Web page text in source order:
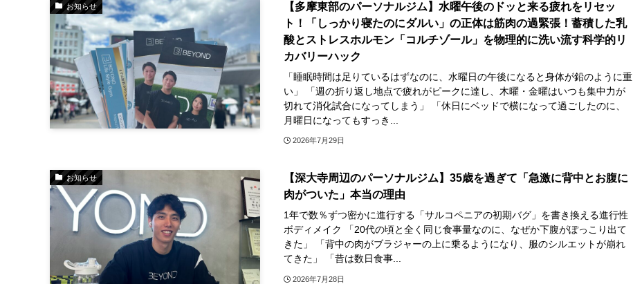
お知らせ
【多摩東部のパーソナルジム】水曜午後のドッと来る疲れをリセッ
ト！「しっかり寝たのにダルい」の正体は筋肉の過緊張！蓄積した乳
酸とストレスホルモン「コルチゾール」を物理的に洗い流す科学的リ
カバリーハック
「睡眠時間は足りているはずなのに、水曜日の午後になると身体が鉛のように重
い」 「週の折り返し地点で疲れがピークに達し、木曜・金曜はいつも集中力が
切れて消化試合になってしまう」 「休日にベッドで横になって過ごしたのに、
月曜日になってもすっき...
2026年7月29日
お知らせ
【深大寺周辺のパーソナルジム】35歳を過ぎて「急激に背中とお腹に
肉がついた」本当の理由
1年で数％ずつ密かに進行する「サルコペニアの初期バグ」を書き換える進行性
ボディメイク 「20代の頃と全く同じ食事量なのに、なぜか下腹がぽっこり出て
きた」 「背中の肉がブラジャーの上に乗るようになり、服のシルエットが崩れ
てきた」 「昔は数日食事...
2026年7月28日